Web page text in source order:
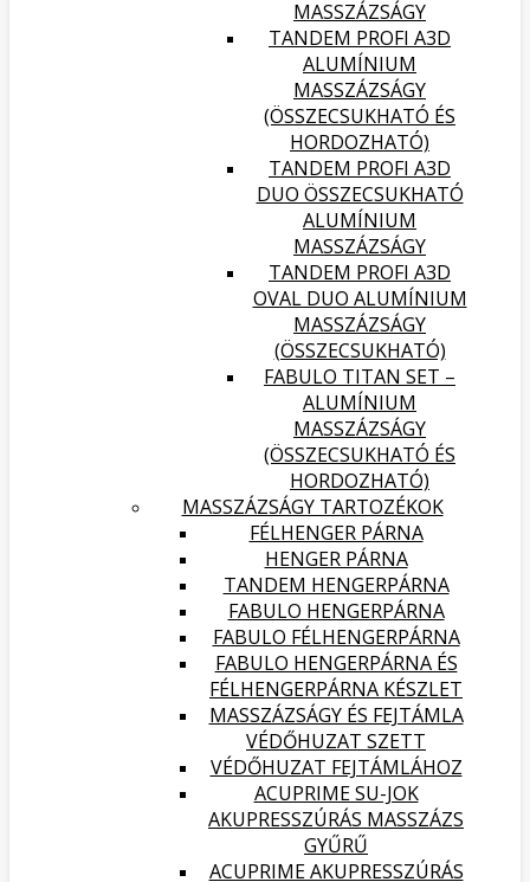
MASSZÁZSÁGY
TANDEM PROFI A3D
ALUMÍNIUM
MASSZÁZSÁGY
(ÖSSZECSUKHATÓ ÉS
HORDOZHATÓ)
TANDEM PROFI A3D
DUO ÖSSZECSUKHATÓ
ALUMÍNIUM
MASSZÁZSÁGY
TANDEM PROFI A3D
OVAL DUO ALUMÍNIUM
MASSZÁZSÁGY
(ÖSSZECSUKHATÓ)
FABULO TITAN SET –
ALUMÍNIUM
MASSZÁZSÁGY
(ÖSSZECSUKHATÓ ÉS
HORDOZHATÓ)
MASSZÁZSÁGY TARTOZÉKOK
FÉLHENGER PÁRNA
HENGER PÁRNA
TANDEM HENGERPÁRNA
FABULO HENGERPÁRNA
FABULO FÉLHENGERPÁRNA
FABULO HENGERPÁRNA ÉS
FÉLHENGERPÁRNA KÉSZLET
MASSZÁZSÁGY ÉS FEJTÁMLA
VÉDŐHUZAT SZETT
VÉDŐHUZAT FEJTÁMLÁHOZ
ACUPRIME SU-JOK
AKUPRESSZÚRÁS MASSZÁZS
GYŰRŰ
ACUPRIME AKUPRESSZÚRÁS